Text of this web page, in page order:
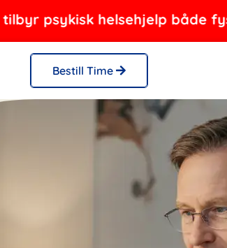
helsehjelp både fysisk
Bestill Time